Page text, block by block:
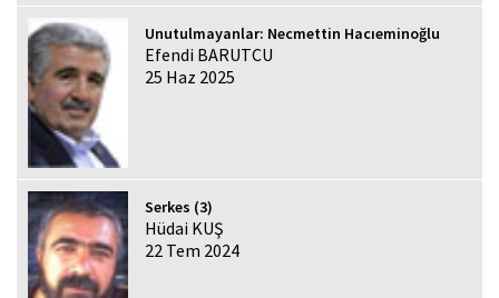
Unutulmayanlar: Necmettin Hacıeminoğlu
Efendi BARUTCU
25 Haz 2025
Serkes (3)
Hüdai KUŞ
22 Tem 2024